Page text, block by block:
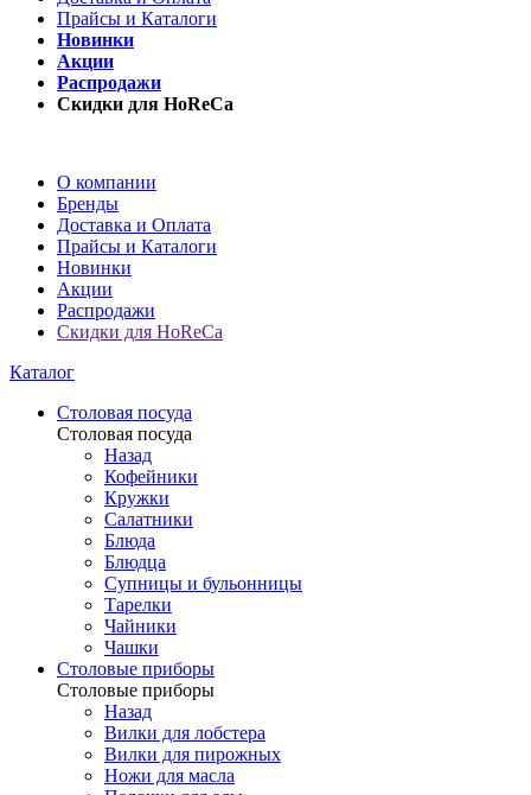
Прайсы и Каталоги
Новинки
Акции
Распродажи
Скидки для HoReCa
О компании
Бренды
Доставка и Оплата
Прайсы и Каталоги
Новинки
Акции
Распродажи
Скидки для HoReCa
Каталог
Столовая посуда
Столовая посуда
Назад
Кофейники
Кружки
Салатники
Блюда
Блюдца
Супницы и бульонницы
Тарелки
Чайники
Чашки
Cтоловые приборы
Cтоловые приборы
Назад
Вилки для лобстера
Вилки для пирожных
Ножи для масла